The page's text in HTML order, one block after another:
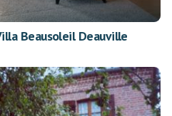
Beausoleil Deauville